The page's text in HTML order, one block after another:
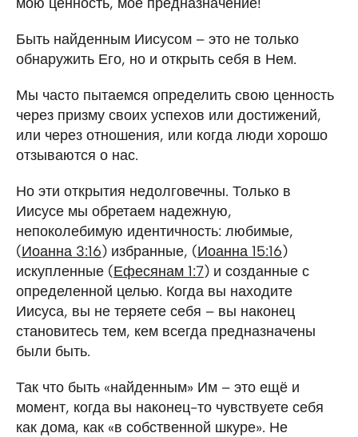
Быть найденным Иисусом – это не только
обнаружить Его, но и открыть себя в Нем.
Мы часто пытаемся определить свою ценность
через призму своих успехов или достижений,
или через отношения, или когда люди хорошо
отзываются о нас.
Но эти открытия недолговечны. Только в
Иисусе мы обретаем надежную,
непоколебимую идентичность: любимые,
(Иоанна 3:16) избранные, (Иоанна 15:16)
искупленные (Ефесянам 1:7) и созданные с
определенной целью. Когда вы находите
Иисуса, вы не теряете себя – вы наконец
становитесь тем, кем всегда предназначены
были быть.
Так что быть «найденным» Им – это ещё и
момент, когда вы наконец-то чувствуете себя
как дома, как «в собственной шкуре». Не